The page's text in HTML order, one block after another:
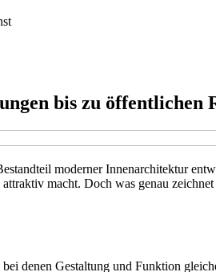
bis zu öffentlichen
moderner Innenarchitektur
macht. Doch was genau
denen Gestaltung und Funktion